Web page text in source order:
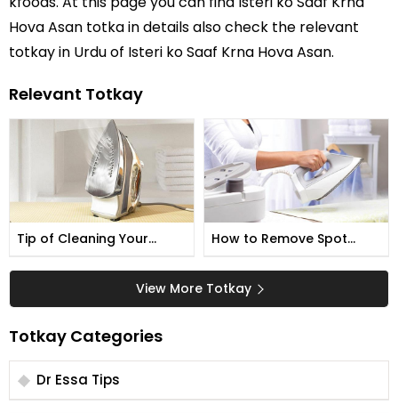
Hova Asan totka in details also check the relevant
totkay in Urdu of Isteri ko Saaf Krna Hova Asan.
Relevant Totkay
Tip of Cleaning Your
How to Remove Spot
View More Totkay
Totkay Categories
Dr Essa Tips